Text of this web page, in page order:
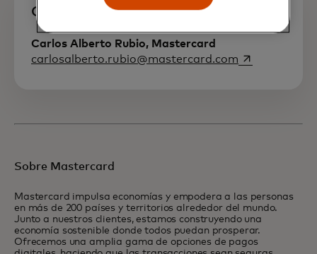
Contacto de medios
Carlos Alberto Rubio, Mastercard
carlosalberto.rubio@mastercard.com se abre en
Sobre Mastercard
Mastercard impulsa economías y empodera a las personas
en más de 200 países y territorios alrededor del mundo.
Junto a nuestros clientes, estamos construyendo una
economía sostenible donde todos puedan prosperar.
Ofrecemos una amplia gama de opciones de pagos